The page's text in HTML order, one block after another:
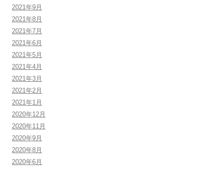
2021年9月
2021年8月
2021年7月
2021年6月
2021年5月
2021年4月
2021年3月
2021年2月
2021年1月
2020年12月
2020年11月
2020年9月
2020年8月
2020年6月